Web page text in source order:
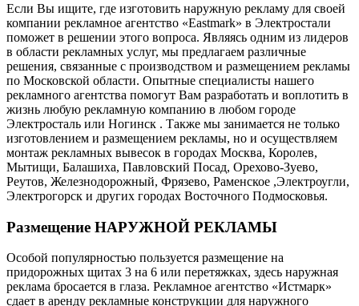
Если Вы ищите, где изготовить наружную рекламу для своей
компании рекламное агентство «Eastmark» в Электростали
поможет в решении этого вопроса. Являясь одним из лидеров
в области рекламных услуг, мы предлагаем различные
решения, связанные с производством и размещением рекламы
по Московской области. Опытные специалисты нашего
рекламного агентства помогут Вам разработать и воплотить в
жизнь любую рекламную компанию в любом городе
Электросталь или Ногинск . Также мы занимается не только
изготовлением и размещением рекламы, но и осуществляем
монтаж рекламных вывесок в городах Москва, Королев,
Мытищи, Балашиха, Павловский Посад, Орехово-Зуево,
Реутов, Железнодорожный, Фрязево, Раменское ,Электроугли,
Электрогорск и других городах Восточного Подмосковья.
Размещение НАРУЖНОЙ РЕКЛАМЫ
Особой популярностью пользуется размещение на
придорожных щитах 3 на 6 или перетяжках, здесь наружная
реклама бросается в глаза. Рекламное агентство «Истмарк»
сдает в аренду рекламные конструкции для наружного